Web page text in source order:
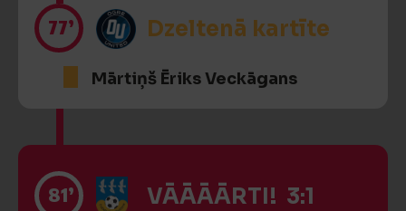
77’ Dzeltenā kartīte
Mārtiņš Ēriks Veckāgans
81’ VĀĀĀĀRTI! 3:1